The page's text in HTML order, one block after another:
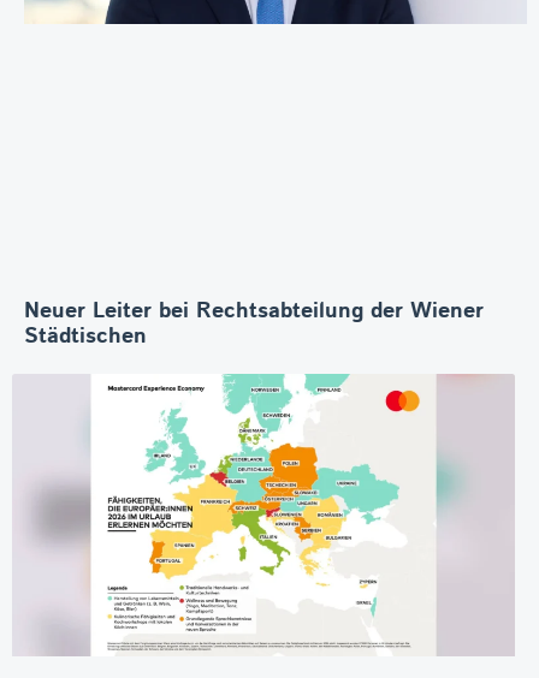
Neuer Leiter bei Rechtsabteilung der Wiener
Städtischen